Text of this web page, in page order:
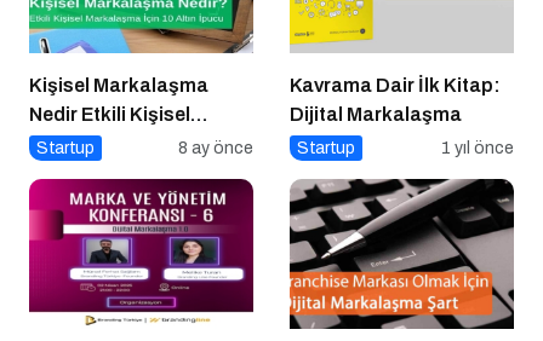
Kişisel Markalaşma
Nedir Etkili Kişisel
Markalaşma için 10 Altın
Startup 8 ay önce
Kavrama Dair İlk Kitap:
Dijital Markalaşma
Startup 1 yıl önce